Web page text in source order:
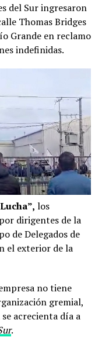
del Sur ingresaron
Thomas Bridges
Grande en reclamo
indefinidas.
los
dirigentes de la
de Delegados de
el exterior de la
no tiene
gremial,
acrecienta día a
.